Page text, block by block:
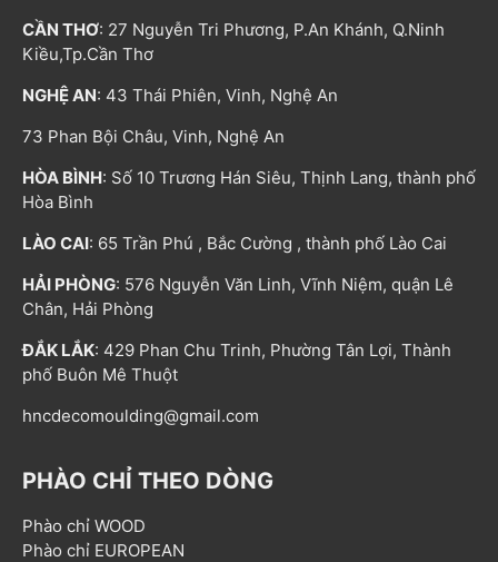
CẦN THƠ: 27 Nguyễn Tri Phương, P.An Khánh, Q.Ninh
Kiều,Tp.Cần Thơ
NGHỆ AN: 43 Thái Phiên, Vinh, Nghệ An
73 Phan Bội Châu, Vinh, Nghệ An
HÒA BÌNH: Số 10 Trương Hán Siêu, Thịnh Lang, thành phố
Hòa Bình
LÀO CAI: 65 Trần Phú , Bắc Cường , thành phố Lào Cai
HẢI PHÒNG: 576 Nguyễn Văn Linh, Vĩnh Niệm, quận Lê
Chân, Hải Phòng
ĐẮK LẮK: 429 Phan Chu Trinh, Phường Tân Lợi, Thành
phố Buôn Mê Thuột
hncdecomoulding@gmail.com
PHÀO CHỈ THEO DÒNG
Phào chỉ WOOD
Phào chỉ EUROPEAN